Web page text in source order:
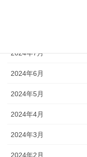
2024年7月
2024年6月
2024年5月
2024年4月
2024年3月
2024年2月